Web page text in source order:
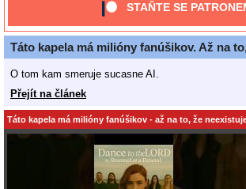
STAŇTE SE
Táto kapela má milióny fanúšikov. Až na
O tom kam smeruje sucasne AI.
Přejít na článek
Táto kapela má milióny fanúšikov - až na to, že